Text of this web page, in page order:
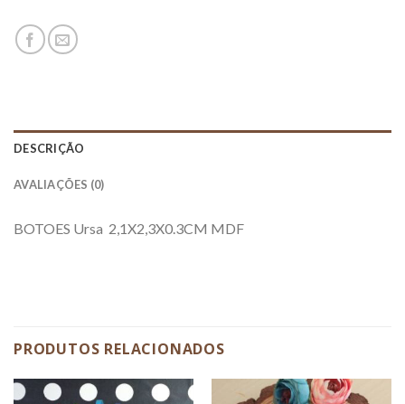
DESCRIÇÃO
AVALIAÇÕES (0)
BOTOES Ursa 2,1X2,3X0.3CM MDF
PRODUTOS RELACIONADOS